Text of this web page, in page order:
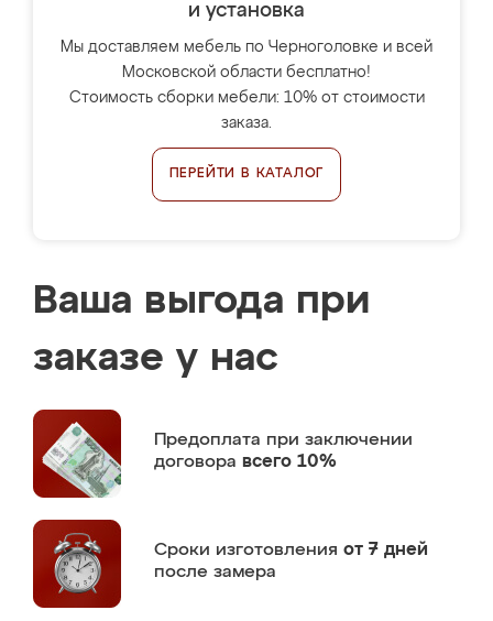
и установка
Мы доставляем мебель по Черноголовке и всей
Московской области бесплатно!
Стоимость сборки мебели: 10% от стоимости
заказа.
ПЕРЕЙТИ В КАТАЛОГ
Ваша выгода при
заказе у нас
Предоплата при заключении
договора всего 10%
Сроки изготовления от 7 дней
после замера